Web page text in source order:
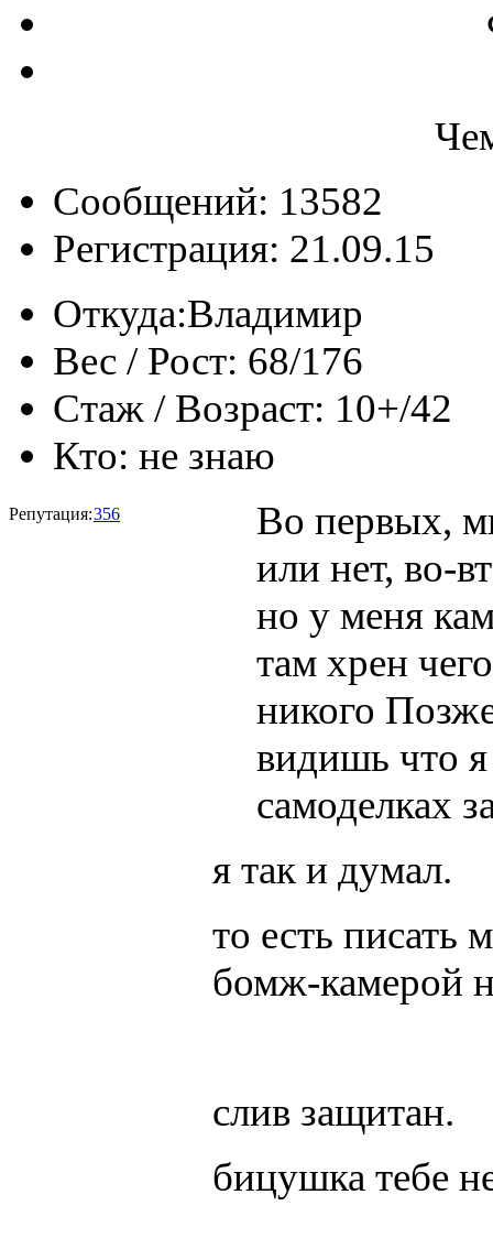
Сообщений: 13582
Регистрация: 21.09.15
Откуда:Владимир
Вес / Рост: 68/176
Стаж / Возраст: 10+/42
Кто: не знаю
Репутация:356
Во первых,
или нет, во-
но у меня
там хрен
никого
видишь что
самоделках
я так и думал.
то есть писать
бомж-камерой
слив защитан.
бицушка тебе